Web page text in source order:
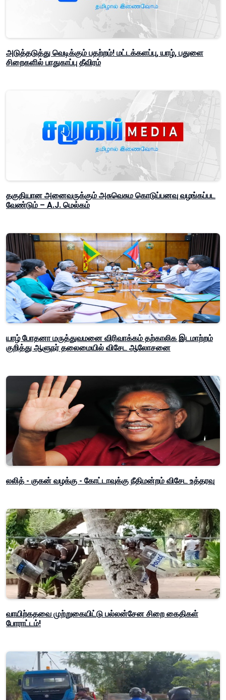
அடுத்தடுத்து வெடிக்கும் பதற்றம்! மட்டக்களப்பு, யாழ், பதுளை
சிறைகளில் பாதுகாப்பு தீவிரம்
தகுதியான அனைவருக்கும் அசுவெசும கொடுப்பனவு வழங்கப்பட
வேண்டும் – A.J. மெல்கம்
யாழ் போதனா மருத்துவமனை விரிவாக்கம் தற்காலிக இடமாற்றம்
குறித்து ஆளுநர் தலைமையில் விசேட ஆலோசனை
லலித் - குகன் வழக்கு - கோட்டாவுக்கு நீதிமன்றம் விசேட உத்தரவு
வாயிற்கதவை முற்றுகையிட்டு பல்லன்சேன சிறை கைதிகள்
போராட்டம்!